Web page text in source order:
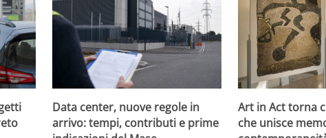
Data center, nuove regole in
arrivo: tempi, contributi e prime
Art in Act torna
che unisce